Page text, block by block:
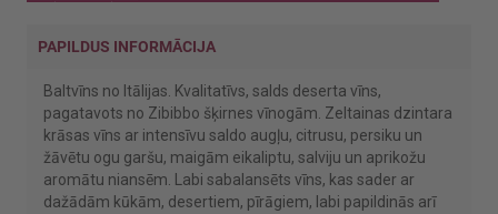
PAPILDUS INFORMĀCIJA
Baltvīns no Itālijas. Kvalitatīvs, salds deserta vīns,
pagatavots no Zibibbo šķirnes vīnogām. Zeltainas dzintara
krāsas vīns ar intensīvu saldo augļu, citrusu, persiku un
žāvētu ogu garšu, maigām eikaliptu, salviju un aprikožu
aromātu niansēm. Labi sabalansēts vīns, kas sader ar
dažādām kūkām, desertiem, pīrāgiem, labi papildinās arī